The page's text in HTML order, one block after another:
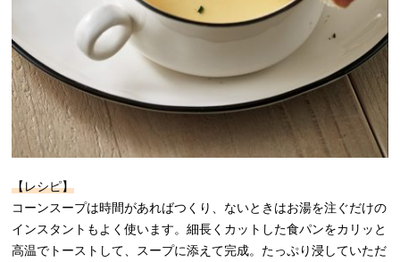
【レシピ】
コーンスープは時間があればつくり、ないときはお湯を注ぐだけの
インスタントもよく使います。細長くカットした食パンをカリッと
高温でトーストして、スープに添えて完成。たっぷり浸していただ